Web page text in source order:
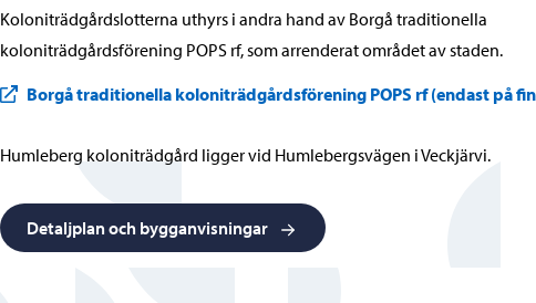
Koloniträdgårdslotterna uthyrs i andra hand av Borgå traditionella
koloniträdgårdsförening POPS rf, som arrenderat området av staden.
Borgå traditionella koloniträdgårdsförening POPS rf (endast på
Humleberg koloniträdgård ligger vid Humlebergsvägen i Veckjärvi.
Detaljplan och bygganvisningar